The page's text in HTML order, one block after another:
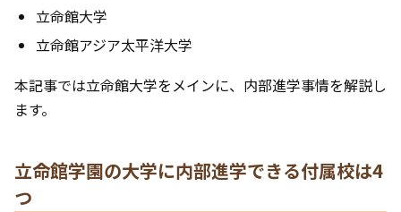
立命館大学
立命館アジア太平洋大学
本記事では立命館大学をメインに、内部進学事情を解説し
ます。
立命館学園の大学に内部進学できる付属校は4
つ